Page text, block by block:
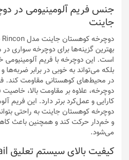
جنس فریم آلومینیومی در
جاینت
بهترین گزینه‌ها برای دوچرخه سواری
است. این دوچرخه با فریم
بلکه می‌تواند به خوبی در برابر
در محیط‌های کوهستانی مقاومت کند.
دوچرخه، علاوه بر مقاومت بالا، خاصیت
کارایی و عمل‌کرد برتر دارد. این فریم
دوچرخه کوهستان جاینت به راحتی
و خم‌دار حرکت کند و همچنین باعث
می‌شود.
کیفیت بالای سیستم تعلیق Hard Tail در Rincon